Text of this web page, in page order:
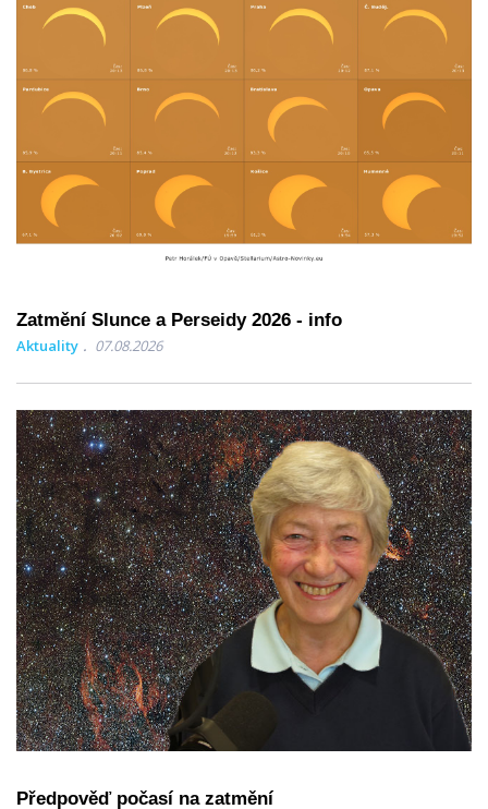
Zatmění Slunce a Perseidy 2026 - info
Aktuality 07.08.2026
Předpověď počasí na zatmění